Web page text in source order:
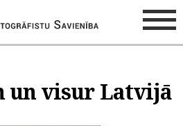
un visur Latvijā